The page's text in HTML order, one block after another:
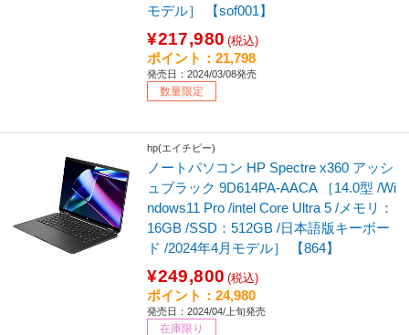
モデル］ 【sof001】
¥217,980 (税込)
ポイント：21,798
発売日：2024/03/08発売
数量限定
hp(エイチピー)
ノートパソコン HP Spectre x360 アッシ
ュブラック 9D614PA-AACA ［14.0型 /Wi
ndows11 Pro /intel Core Ultra 5 /メモリ：
16GB /SSD：512GB /日本語版キーボー
ド /2024年4月モデル］ 【864】
¥249,800 (税込)
ポイント：24,980
発売日：2024/04/上旬発売
在庫限り